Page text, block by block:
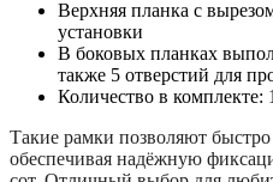
Верхняя планка с
установки
В боковых планках
также 5 отверстий для
Количество в комплекте:
Такие рамки позволяют
обеспечивая надёжную